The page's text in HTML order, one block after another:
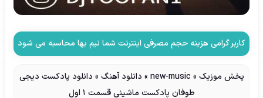
کاربر گرامی هزینه حجم مصرفی اینترنت شما نیم بها محاسبه می شود
پخش موزیک »
new-music
» دانلود آهنگ » دانلود پادکست دیجی
طوفان پادکست ماشینی قسمت 1 اول